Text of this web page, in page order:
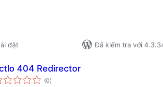
đặt
Đã kiểm tra với
404 Redirector
(0tổng
đánh
)